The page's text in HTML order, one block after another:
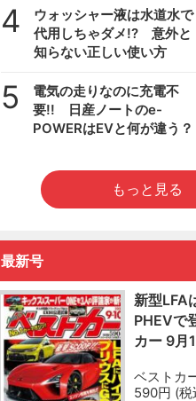
4
ウォッシャー液は水道水で
代用しちゃダメ!? 意外と
知らない正しい使い方
5
電気の走りなのに充電不
要!! 日産ノートのe-
POWERはEVと何が違う？
もっと見る
最新号
新型LFA
PHEVで
カー 9月
ベストカ
590円 (